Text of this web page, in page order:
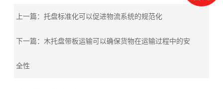
上一篇：托盘标准化可以促进物流系统的规范化
下一篇：木托盘带板运输可以确保货物在运输过程中的安
全性